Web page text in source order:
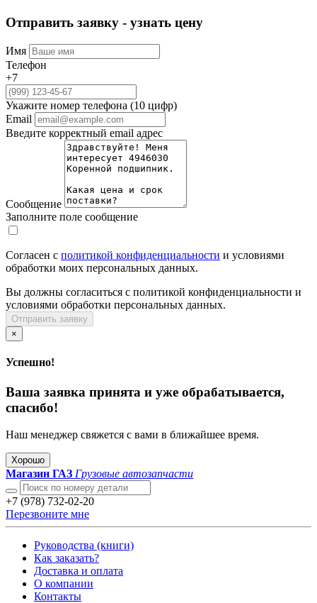
Отправить заявку - узнать цену
Имя
Телефон
+7
Укажите номер телефона (10 цифр)
Email
Введите корректный email адрес
Сообщение
Заполните поле сообщение
Согласен с политикой конфиденциальности и условиями
обработки моих персональных данных.
Вы должны согласиться с политикой конфиденциальности и
условиями обработки персональных данных.
Отправить заявку
×
Успешно!
Ваша заявка принята и уже обрабатывается,
спасибо!
Наш менеджер свяжется с вами в ближайшее время.
Хорошо
Магазин ГАЗ Грузовые автозапчасти
+7 (978) 732-02-20
Перезвоните мне
Руководства (книги)
Как заказать?
Доставка и оплата
О компании
Контакты